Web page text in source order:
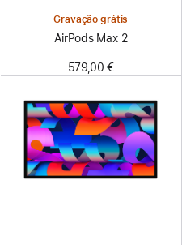
Gravação grátis
AirPods Max 2
579,00 €